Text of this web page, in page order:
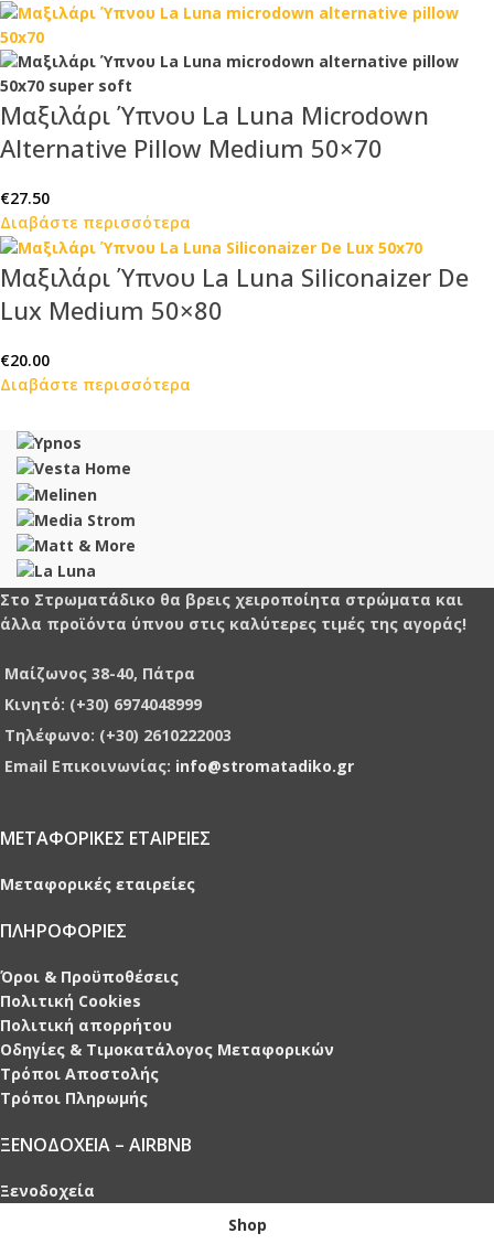
Μαξιλάρι Ύπνου La Luna Microdown
Alternative Pillow Medium 50×70
€27.50
Διαβάστε περισσότερα
Μαξιλάρι Ύπνου La Luna Siliconaizer De
Lux Medium 50×80
€20.00
Διαβάστε περισσότερα
Στο Στρωματάδικο θα βρεις χειροποίητα στρώματα και
άλλα προϊόντα ύπνου στις καλύτερες τιμές της αγοράς!
Μαίζωνος 38-40, Πάτρα
Κινητό: (+30) 6974048999
Τηλέφωνο: (+30) 2610222003
Email Επικοινωνίας: info@stromatadiko.gr
ΜΕΤΑΦΟΡΙΚΕΣ ΕΤΑΙΡΕΙΕΣ
Μεταφορικές εταιρείες
ΠΛΗΡΟΦΟΡΙΕΣ
Όροι & Προϋποθέσεις
Πολιτική Cookies
Πολιτική απορρήτου
Οδηγίες & Τιμοκατάλογος Μεταφορικών
Τρόποι Αποστολής
Τρόποι Πληρωμής
ΞΕΝΟΔΟΧΕΙΑ – AIRBNB
Ξενοδοχεία
Shop